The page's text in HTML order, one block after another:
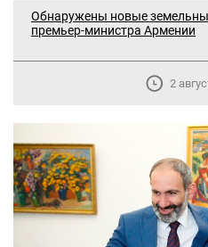
Обнаружены новые
премьер-министра Армении
2